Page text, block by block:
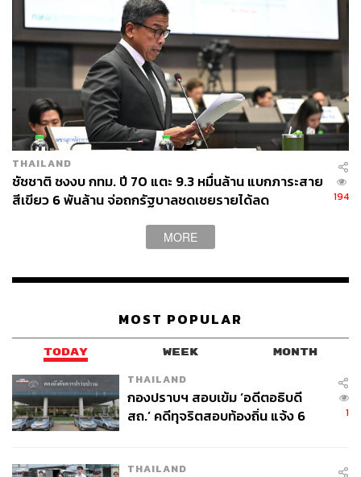
THAILAND
ชัชชาติ ชงงบ กทม. ปี 70 แตะ 9.3 หมื่นล้าน แบกภาระสาย
สีเขียว 6 พันล้าน จ่อถกรัฐบาลชดเชยรายได้ลด
194
MORE
MOST POPULAR
TODAY WEEK MONTH
THAILAND
กองปราบฯ สอบเข้ม ‘อดีตอธิบดี
สถ.’ คดีทุจริตสอบท้องถิ่น แจ้ง 6
1
THAILAND